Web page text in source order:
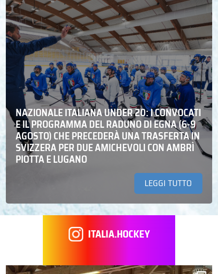
NAZIONALE ITALIANA UNDER 20: I CONVOCATI
E IL PROGRAMMA DEL RADUNO DI EGNA (6-9
AGOSTO) CHE PRECEDERÀ UNA TRASFERTA IN
SVIZZERA PER DUE AMICHEVOLI CON AMBRÌ
PIOTTA E LUGANO
LEGGI TUTTO
ITALIA.HOCKEY